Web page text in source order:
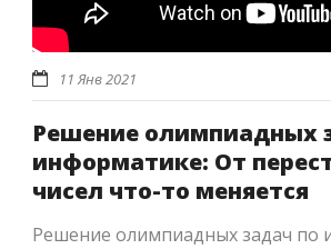
11 Янв 2021
Решение олимпиадных
информатике: От
чисел что-то меняется
Решение олимпиадных задач по